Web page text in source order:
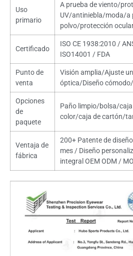
Uso
primario
A prueba de viento/
UV/antiniebla/moda/a
polvo/protección
Certificado
ISO CE 1938:2010 /
ISO14001 / FDA
Punto de
venta
Visión amplia/Ajuste
óptica/Diseño
Opciones
de
paquete
Paño limpio/bolsa/caja
color/caja de cartón/
Ventaja de
fábrica
200+ Patente de
mes / Diseño
integral OEM ODM /